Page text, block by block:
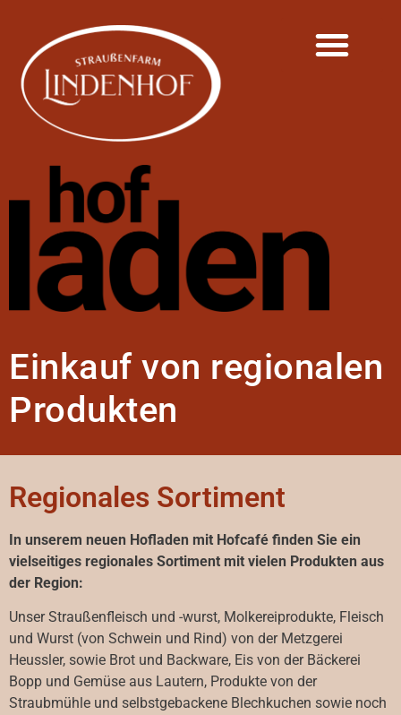
Einkauf von regionalen
Produkten
Regionales Sortiment
In unserem neuen Hofladen mit Hofcafé finden Sie ein
vielseitiges regionales Sortiment mit vielen Produkten aus
der Region:
Unser Straußenfleisch und -wurst, Molkereiprodukte, Fleisch
und Wurst (von Schwein und Rind) von der Metzgerei
Heussler, sowie Brot und Backware, Eis von der Bäckerei
Bopp und Gemüse aus Lautern, Produkte von der
Straubmühle und selbstgebackene Blechkuchen sowie noch